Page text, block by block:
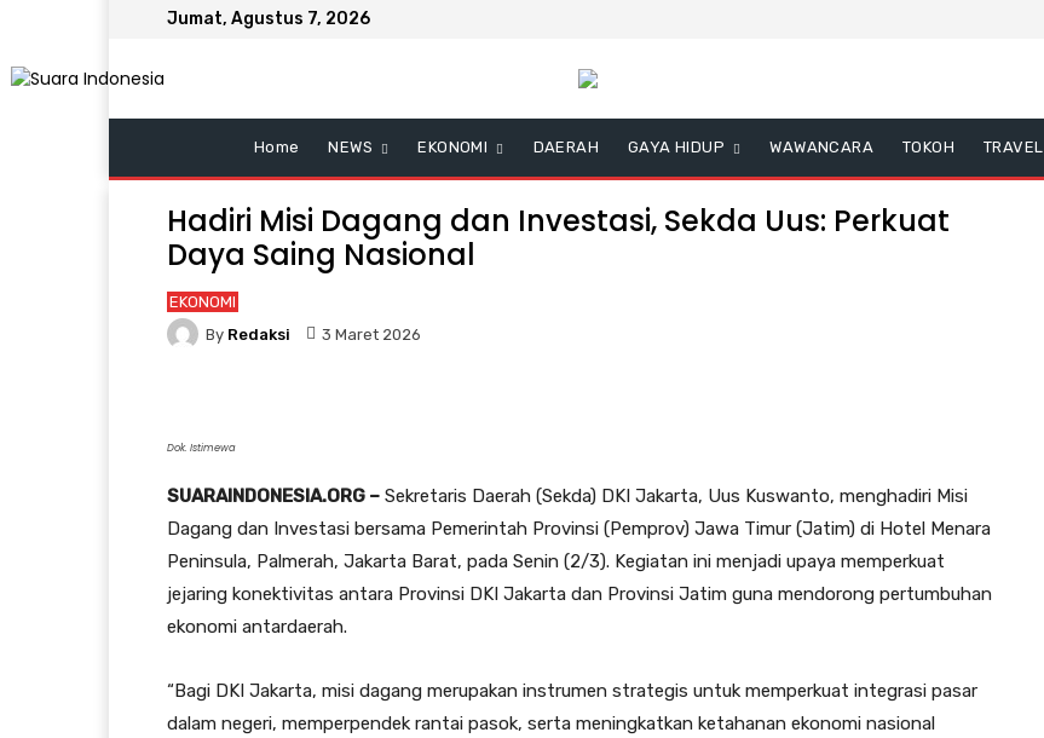
Jumat, Agustus 7, 2026
Home NEWS EKONOMI DAERAH GAYA HIDUP WAWANCARA TOKOH TRAVEL
Hadiri Misi Dagang dan Investasi, Sekda Uus: Perkuat
Daya Saing Nasional
EKONOMI
By Redaksi 3 Maret 2026
Dok. Istimewa
SUARAINDONESIA.ORG – Sekretaris Daerah (Sekda) DKI Jakarta, Uus Kuswanto, menghadiri Misi
Dagang dan Investasi bersama Pemerintah Provinsi (Pemprov) Jawa Timur (Jatim) di Hotel Menara
Peninsula, Palmerah, Jakarta Barat, pada Senin (2/3). Kegiatan ini menjadi upaya memperkuat
jejaring konektivitas antara Provinsi DKI Jakarta dan Provinsi Jatim guna mendorong pertumbuhan
ekonomi antardaerah.
“Bagi DKI Jakarta, misi dagang merupakan instrumen strategis untuk memperkuat integrasi pasar
dalam negeri, memperpendek rantai pasok, serta meningkatkan ketahanan ekonomi nasional